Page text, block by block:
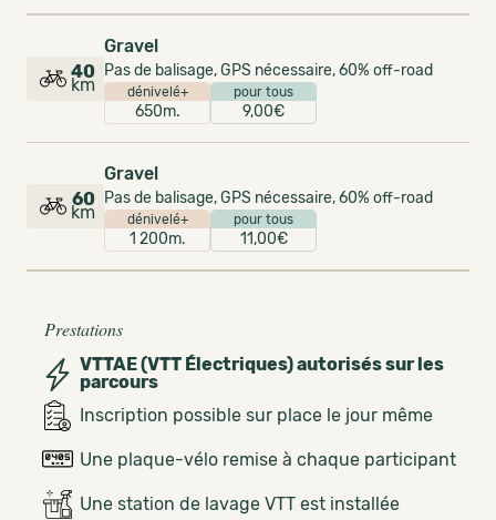
40
km
Gravel
Pas de balisage, GPS nécessaire, 60% off-road
dénivelé+
650m.
pour tous
9,00€
60
km
Gravel
Pas de balisage, GPS nécessaire, 60% off-road
dénivelé+
1 200m.
pour tous
11,00€
Prestations
VTTAE (VTT Électriques) autorisés sur les
parcours
Inscription possible sur place le jour même
Une plaque-vélo remise à chaque participant
Une station de lavage VTT est installée